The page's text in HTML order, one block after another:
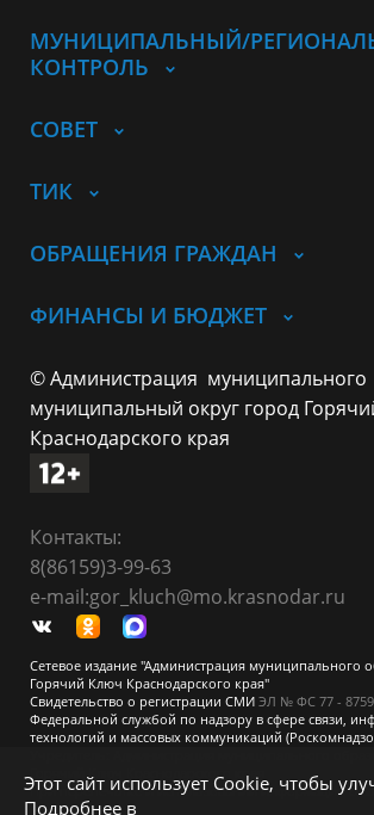
МУНИЦИПАЛЬНЫЙ/
КОНТРОЛЬ
СОВЕТ
ТИК
ОБРАЩЕНИЯ ГРАЖДАН
ФИНАНСЫ И БЮДЖЕТ
© Администрация муниципального
муниципальный округ город
Краснодарского края
Контакты:
8(86159)3-99-63
e-mail:gor_kluch@mo.krasnodar.ru
Сетевое издание "Администрация муниципального
Горячий Ключ Краснодарского края"
Свидетельство о регистрации СМИ ЭЛ № ФС 77 -
Федеральной службой по надзору в сфере связи,
технологий и массовых коммуникаций
Горячий Ключ Краснодарского края
При перепечатке и использовании информации
обязательна.
Этот сайт использует Cookie, чтобы
Подробнее в